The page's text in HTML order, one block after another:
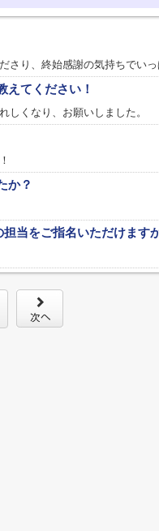
り、終始感謝の気持ちでいっ
えてください！
しくなり、お願いしました。
か？
当をご指名いただけます